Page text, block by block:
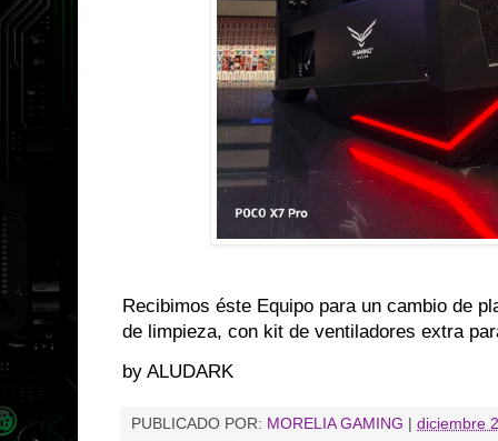
Recibimos éste Equipo para un cambio de
de limpieza, con kit de ventiladores extra
by ALUDARK
PUBLICADO POR: MORELIA GAMING diciembre